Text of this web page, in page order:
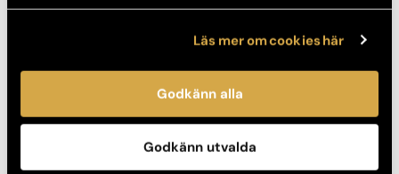
Läs mer om cookies här
Godkänn alla
Godkänn utvalda